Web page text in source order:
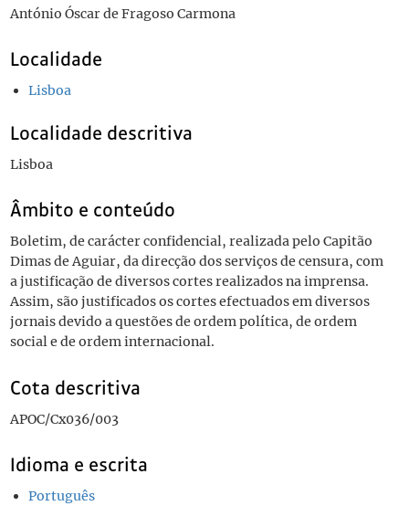
António Óscar de Fragoso Carmona
Localidade
Lisboa
Localidade descritiva
Lisboa
Âmbito e conteúdo
Boletim, de carácter confidencial, realizada pelo Capitão
Dimas de Aguiar, da direcção dos serviços de censura, com
a justificação de diversos cortes realizados na imprensa.
Assim, são justificados os cortes efectuados em diversos
jornais devido a questões de ordem política, de ordem
social e de ordem internacional.
Cota descritiva
APOC/Cx036/003
Idioma e escrita
Português